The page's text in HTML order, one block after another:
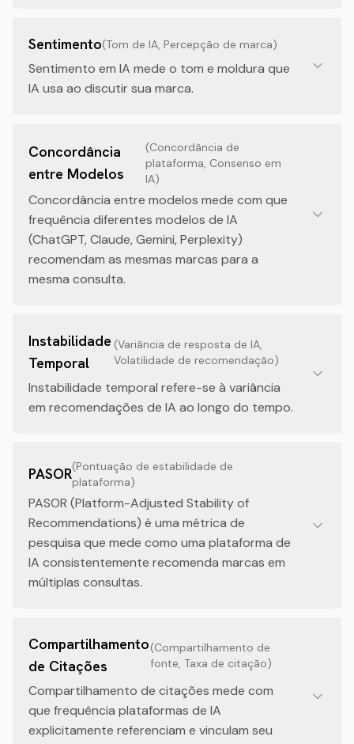
Sentimento(Tom de IA, Percepção de marca)
Sentimento em IA mede o tom e moldura que
IA usa ao discutir sua marca.
Concordância
entre Modelos
(Concordância de
plataforma, Consenso em
IA)
Concordância entre modelos mede com que
frequência diferentes modelos de IA
(ChatGPT, Claude, Gemini, Perplexity)
recomendam as mesmas marcas para a
mesma consulta.
Instabilidade
Temporal
(Variância de resposta de IA,
Volatilidade de recomendação)
Instabilidade temporal refere-se à variância
em recomendações de IA ao longo do tempo.
PASOR(Pontuação de estabilidade de
plataforma)
PASOR (Platform-Adjusted Stability of
Recommendations) é uma métrica de
pesquisa que mede como uma plataforma de
IA consistentemente recomenda marcas em
múltiplas consultas.
Compartilhamento
de Citações
(Compartilhamento de
fonte, Taxa de citação)
Compartilhamento de citações mede com
que frequência plataformas de IA
explicitamente referenciam e vinculam seu